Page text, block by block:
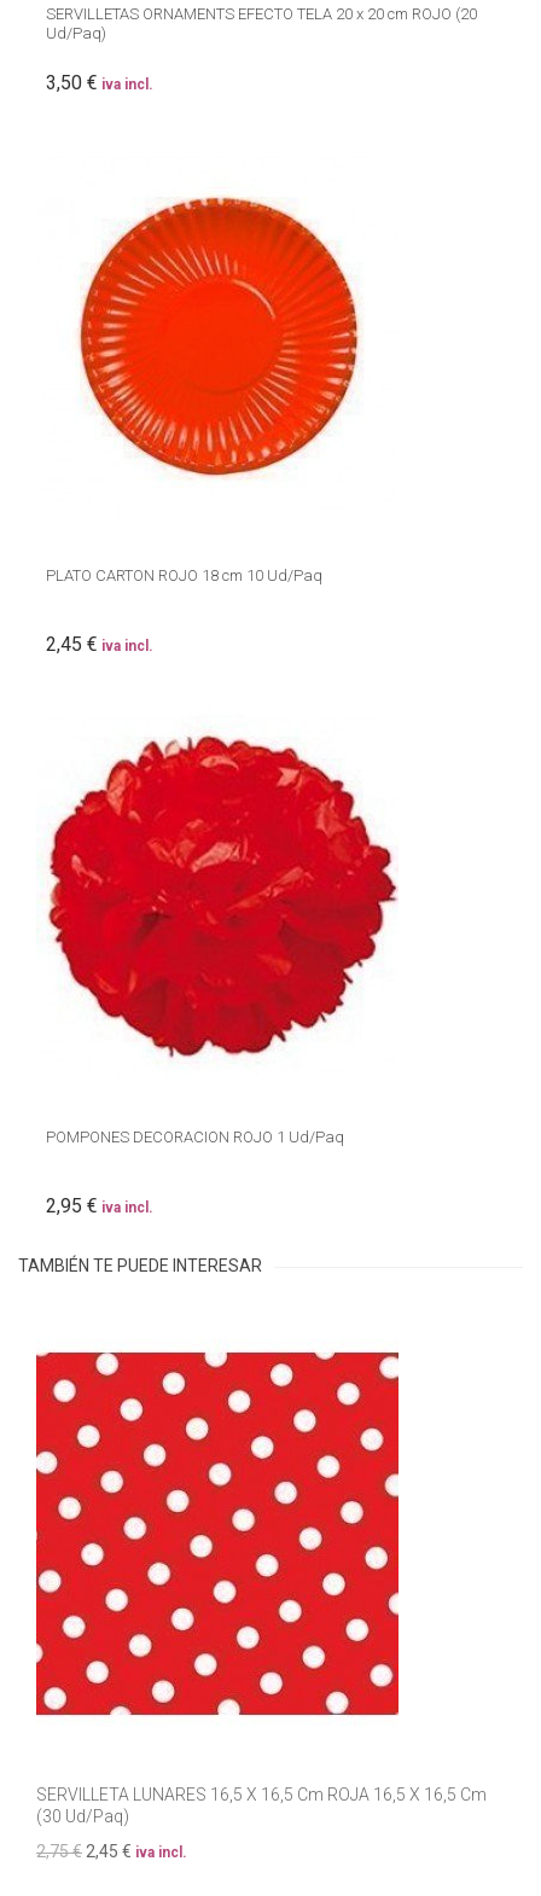
SERVILLETAS ORNAMENTS EFECTO TELA 20 x 20 cm ROJO (20
Ud/Paq)
3,50 € iva incl.
PLATO CARTON ROJO 18 cm 10 Ud/Paq
2,45 € iva incl.
POMPONES DECORACION ROJO 1 Ud/Paq
2,95 € iva incl.
TAMBIÉN TE PUEDE INTERESAR
SERVILLETA LUNARES 16,5 X 16,5 Cm ROJA 16,5 X 16,5 Cm
(30 Ud/Paq)
2,75 € 2,45 € iva incl.